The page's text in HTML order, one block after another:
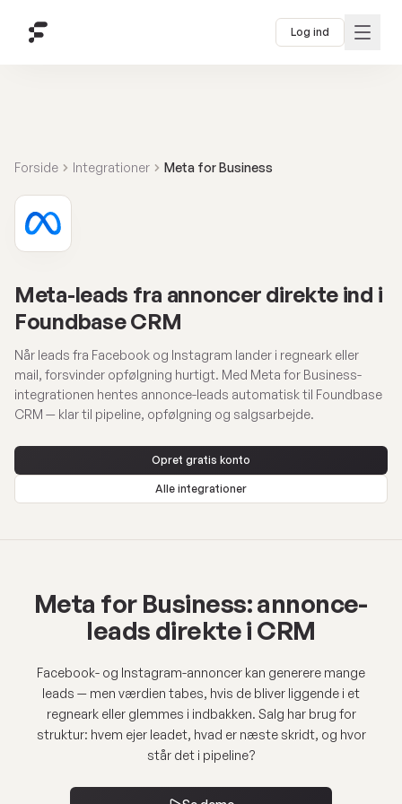
Forside Integrationer Meta for Business
Meta-leads fra annoncer direkte ind i
Foundbase CRM
Når leads fra Facebook og Instagram lander i regneark eller
mail, forsvinder opfølgning hurtigt. Med Meta for Business-
integrationen hentes annonce-leads automatisk til Foundbase
CRM — klar til pipeline, opfølgning og salgsarbejde.
Opret gratis konto
Alle integrationer
Meta for Business: annonce-
leads direkte i CRM
Facebook- og Instagram-annoncer kan generere mange
leads — men værdien tabes, hvis de bliver liggende i et
regneark eller glemmes i indbakken. Salg har brug for
struktur: hvem ejer leadet, hvad er næste skridt, og hvor
står det i pipeline?
Log ind